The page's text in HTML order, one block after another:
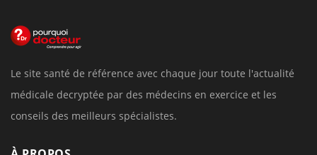
Le site santé de référence avec chaque jour toute l'actualité
médicale decryptée par des médecins en exercice et les
conseils des meilleurs spécialistes.